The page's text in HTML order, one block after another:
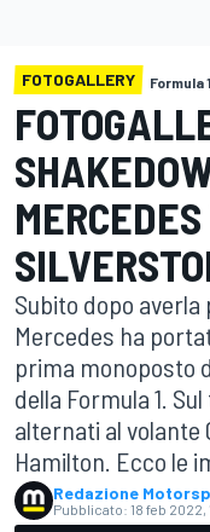
FOTOGALLERY Formula 1
Subito dopo
Mercedes ha
prima monoposto
della Formula 1.
alternati al volante
Hamilton. Ecco le
Redazione
Pubblicato: 18 feb 2022,